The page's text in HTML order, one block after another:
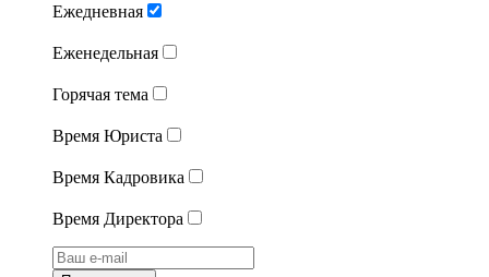
Ежедневная
Еженедельная
Горячая тема
Время Юриста
Время Кадровика
Время Директора